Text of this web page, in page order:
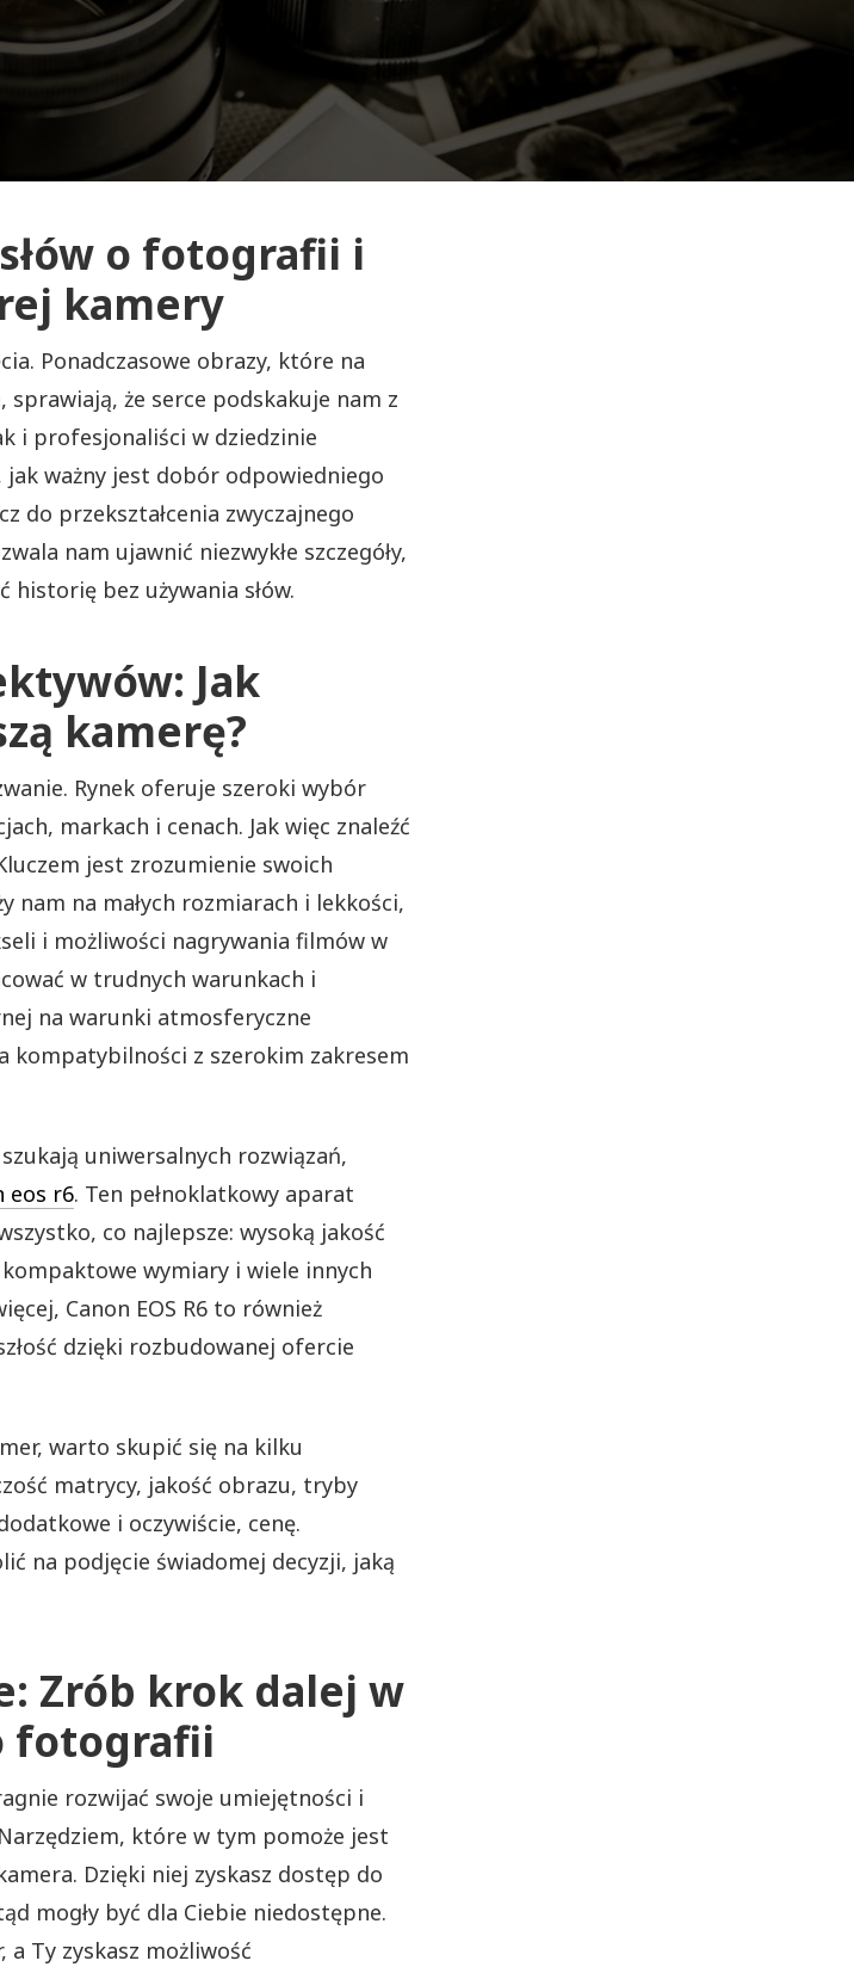
o fotografii i
kamery
Ponadczasowe obrazy, które na
że serce podskakuje nam z
i profesjonaliści w dziedzinie
ważny jest dobór odpowiedniego
do przekształcenia zwyczajnego
nam ujawnić niezwykłe szczegóły,
bez używania słów.
Jak
kamerę?
Rynek oferuje szeroki wybór
markach i cenach. Jak więc znaleźć
jest zrozumienie swoich
nam na małych rozmiarach i lekkości,
i możliwości nagrywania filmów w
w trudnych warunkach i
na warunki atmosferyczne
kompatybilności z szerokim zakresem
uniwersalnych rozwiązań,
eos r6. Ten pełnoklatkowy aparat
co najlepsze: wysoką jakość
wymiary i wiele innych
Canon EOS R6 to również
dzięki rozbudowanej ofercie
warto skupić się na kilku
matrycy, jakość obrazu, tryby
i oczywiście, cenę.
na podjęcie świadomej decyzji, jaką
Zrób krok dalej w
fotografii
rozwijać swoje umiejętności i
które w tym pomoże jest
Dzięki niej zyskasz dostęp do
mogły być dla Ciebie niedostępne.
a Ty zyskasz możliwość